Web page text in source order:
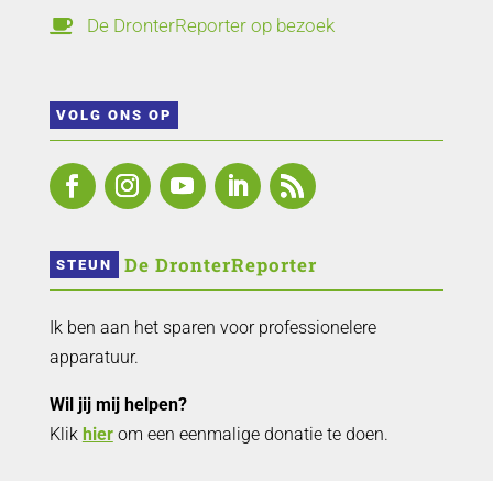
 De DronterReporter op bezoek
VOLG ONS OP
STEUN De DronterReporter
Ik ben aan het sparen voor professionelere
apparatuur.
Wil jij mij helpen?
Klik hierom een eenmalige donatie te doen.